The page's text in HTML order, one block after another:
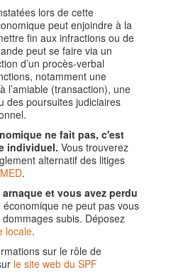
lors de cette
peut enjoindre à la
fin aux infractions ou de
peut se faire via un
d’un procès-verbal
notamment une
l’amiable (transaction), une
des poursuites judiciaires
ne fait pas, c'est
individuel. Vous trouverez
alternatif des litiges
.
et vous avez perdu
économique ne peut pas vous
subis. Déposez
locale.
sur le rôle de
le site web du SPF